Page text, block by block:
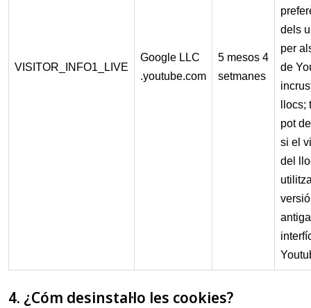
VISITOR_INFO1_LIVE
Google LLC
.youtube.com
5 mesos 4
setmanes
dels
per
de
pot
si el
del
4. ¿Cóm desinstal·lo les cookies?